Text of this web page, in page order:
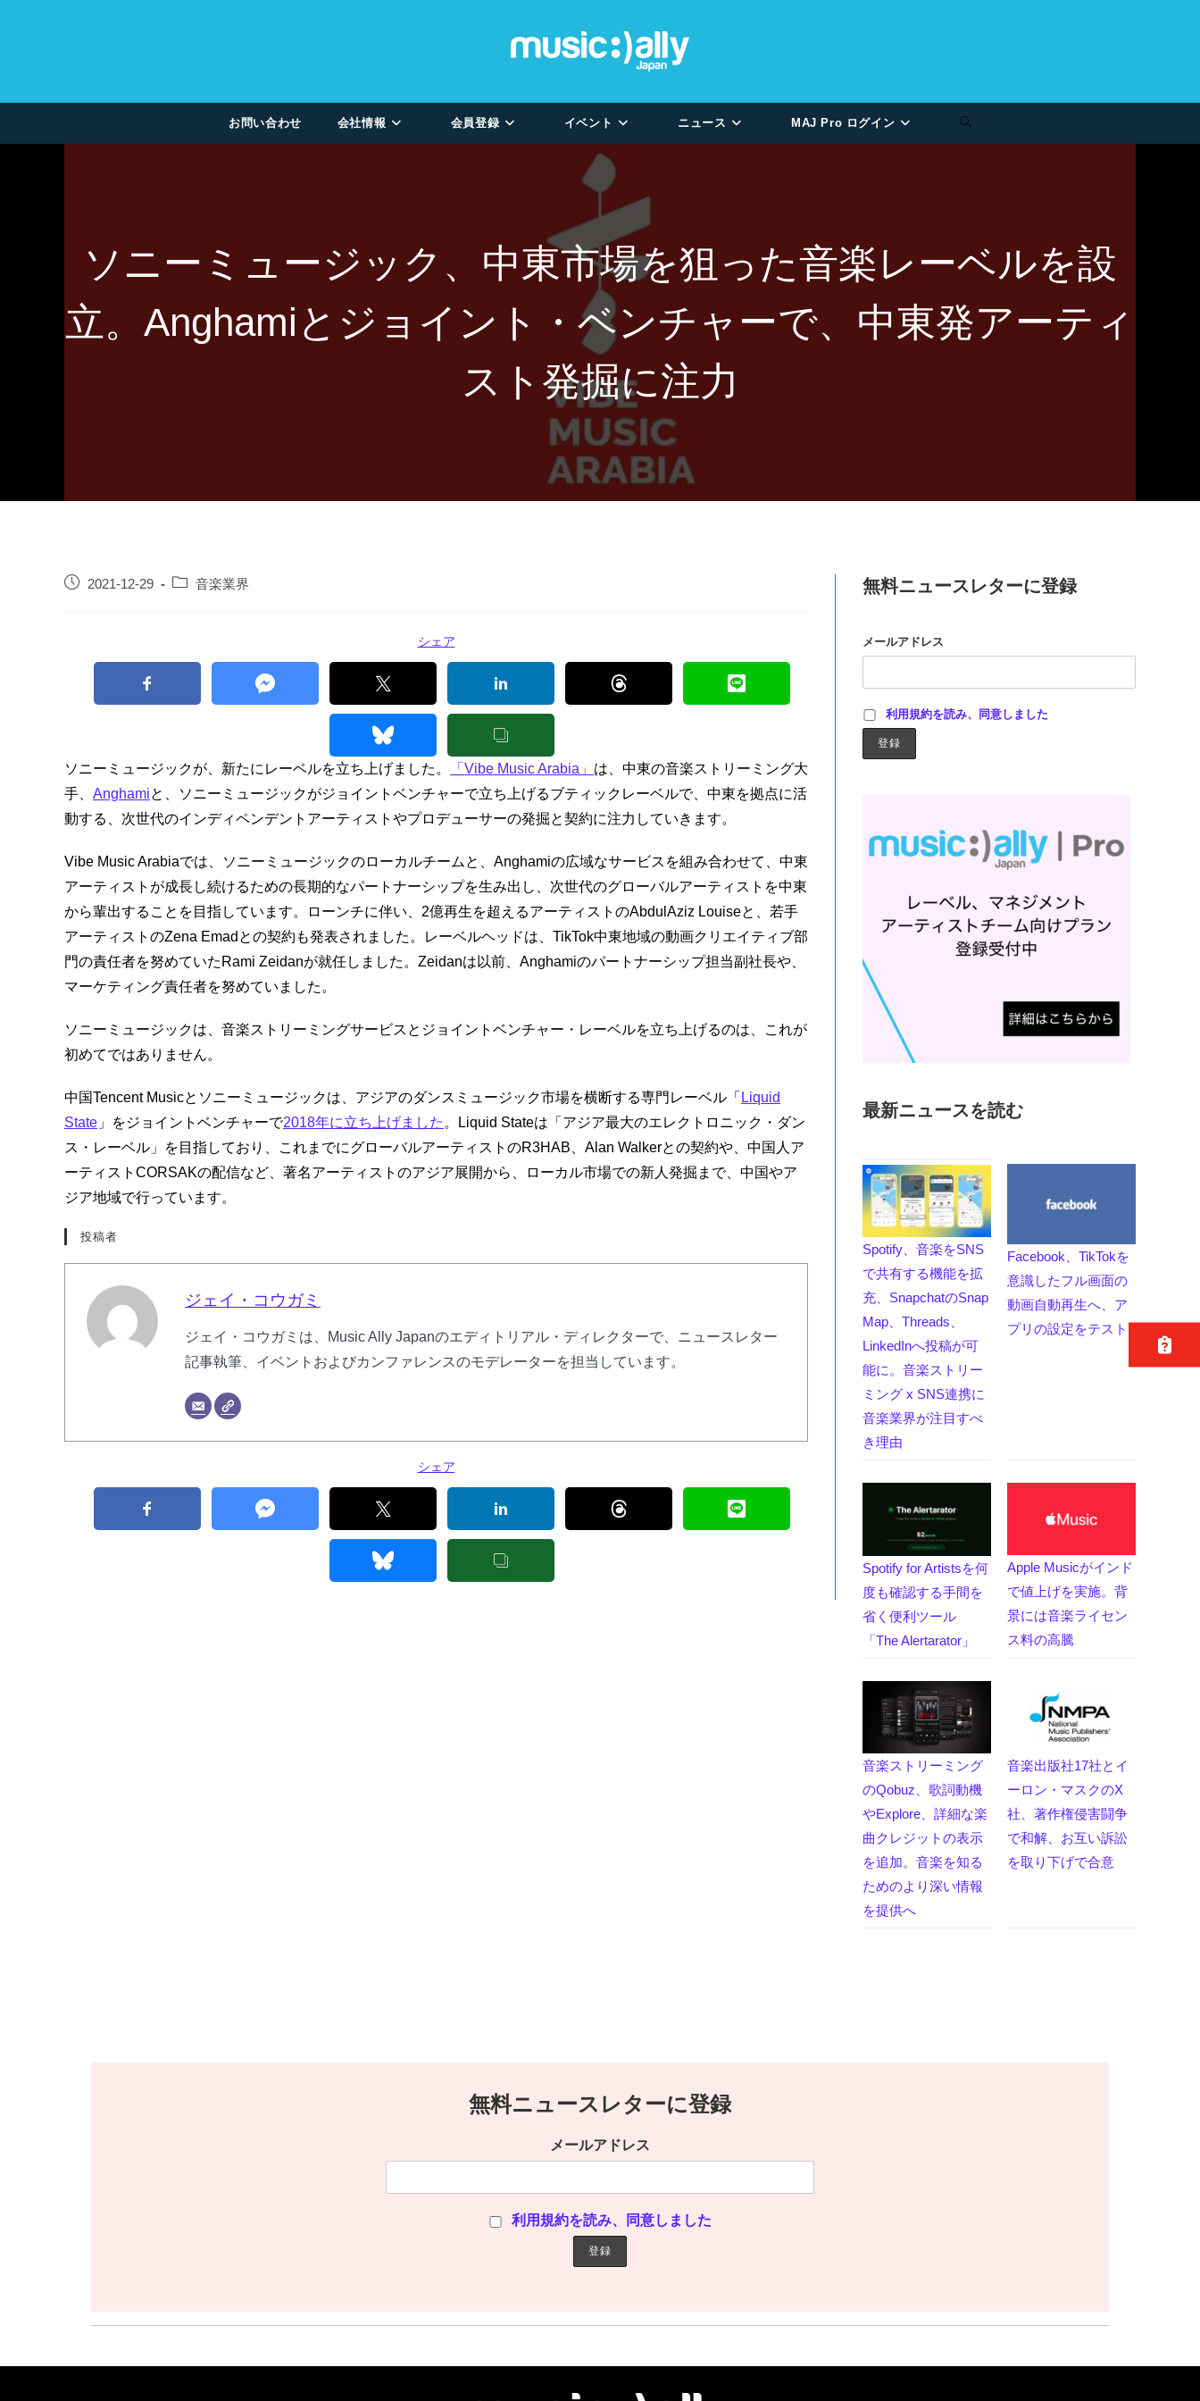
お問い合わせ 会社情報 会員登録 イベント ニュース MAJ Pro ログイン
ソニーミュージック、中東市場を狙った音楽レーベルを設
立。Anghamiとジョイント・ベンチャーで、中東発アーティ
スト発掘に注力
2021-12-29 音楽業界
シェア
ソニーミュージックが、新たにレーベルを立ち上げました。 「Vibe Music Arabia」 は、中東の音楽ストリーミング大
手、 Anghamiと、ソニーミュージックがジョイントベンチャーで立ち上げるブティックレーベルで、中東を拠点に活
動する、次世代のインディペンデントアーティストやプロデューサーの発掘と契約に注力していきます。
Vibe Music Arabiaでは、ソニーミュージックのローカルチームと、Anghamiの広域なサービスを組み合わせて、中東
アーティストが成長し続けるための長期的なパートナーシップを生み出し、次世代のグローバルアーティストを中東
から輩出することを目指しています。ローンチに伴い、2億再生を超えるアーティストのAbdulAziz Louiseと、若手
アーティストのZena Emadとの契約も発表されました。レーベルヘッドは、TikTok中東地域の動画クリエイティブ部
門の責任者を努めていたRami Zeidanが就任しました。Zeidanは以前、Anghamiのパートナーシップ担当副社長や、
マーケティング責任者を努めていました。
ソニーミュージックは、音楽ストリーミングサービスとジョイントベンチャー・レーベルを立ち上げるのは、これが
初めてではありません。
中国Tencent Musicとソニーミュージックは、アジアのダンスミュージック市場を横断する専門レーベル「 Liquid
State 」をジョイントベンチャーで2018年に立ち上げました 。Liquid Stateは「アジア最大のエレクトロニック・ダン
ス・レーベル」を目指しており、これまでにグローバルアーティストのR3HAB、Alan Walkerとの契約や、中国人ア
ーティストCORSAKの配信など、著名アーティストのアジア展開から、ローカル市場での新人発掘まで、中国やア
ジア地域で行っています。
投稿者
ジェイ・コウガミ
ジェイ・コウガミは、Music Ally Japanのエディトリアル・ディレクターで、ニュースレター
記事執筆、イベントおよびカンファレンスのモデレーターを担当しています。
シェア
無料ニュースレターに登録
メールアドレス
利用規約を読み、同意しました
最新ニュースを読む
Spotify、音楽をSNS
で共有する機能を拡
充、SnapchatのSnap
Map、Threads、
LinkedInへ投稿が可
能に。音楽ストリー
ミング x SNS連携に
音楽業界が注目すべ
き理由
Facebook、TikTokを
意識したフル画面の
動画自動再生へ、ア
プリの設定をテスト
Spotify for Artistsを何
度も確認する手間を
省く便利ツール
「The Alertarator」
Apple Musicがインド
で値上げを実施。背
景には音楽ライセン
ス料の高騰
音楽ストリーミング
のQobuz、歌詞動機
やExplore、詳細な楽
曲クレジットの表示
を追加。音楽を知る
ためのより深い情報
を提供へ
音楽出版社17社とイ
ーロン・マスクのX
社、著作権侵害闘争
で和解、お互い訴訟
を取り下げで合意
無料ニュースレターに登録
メールアドレス
利用規約を読み、同意しました